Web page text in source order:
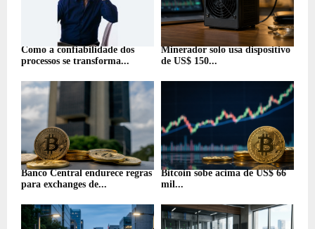
Como a confiabilidade dos
processos se transforma...
Minerador solo usa dispositivo
de US$ 150...
Banco Central endurece regras
para exchanges de...
Bitcoin sobe acima de US$ 66
mil...